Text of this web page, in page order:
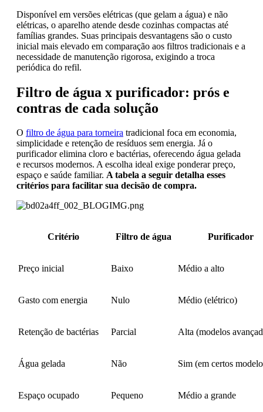
Disponível em versões elétricas (que gelam a água) e não
elétricas, o aparelho atende desde cozinhas compactas até
famílias grandes. Suas principais desvantagens são o custo
inicial mais elevado em comparação aos filtros tradicionais e a
necessidade de manutenção rigorosa, exigindo a troca
periódica do refil.
Filtro de água x purificador: prós e
contras de cada solução
O filtro de água para torneira tradicional foca em economia,
simplicidade e retenção de resíduos sem energia. Já o
purificador elimina cloro e bactérias, oferecendo água gelada
e recursos modernos. A escolha ideal exige ponderar preço,
espaço e saúde familiar. A tabela a seguir detalha esses
critérios para facilitar sua decisão de compra.
Critério Filtro de água Purificador
Preço inicial Baixo Médio a alto
Gasto com energia Nulo Médio (elétrico)
Retenção de bactérias Parcial Alta (modelos
Água gelada Não Sim (em certos
Espaço ocupado Pequeno Médio a grande